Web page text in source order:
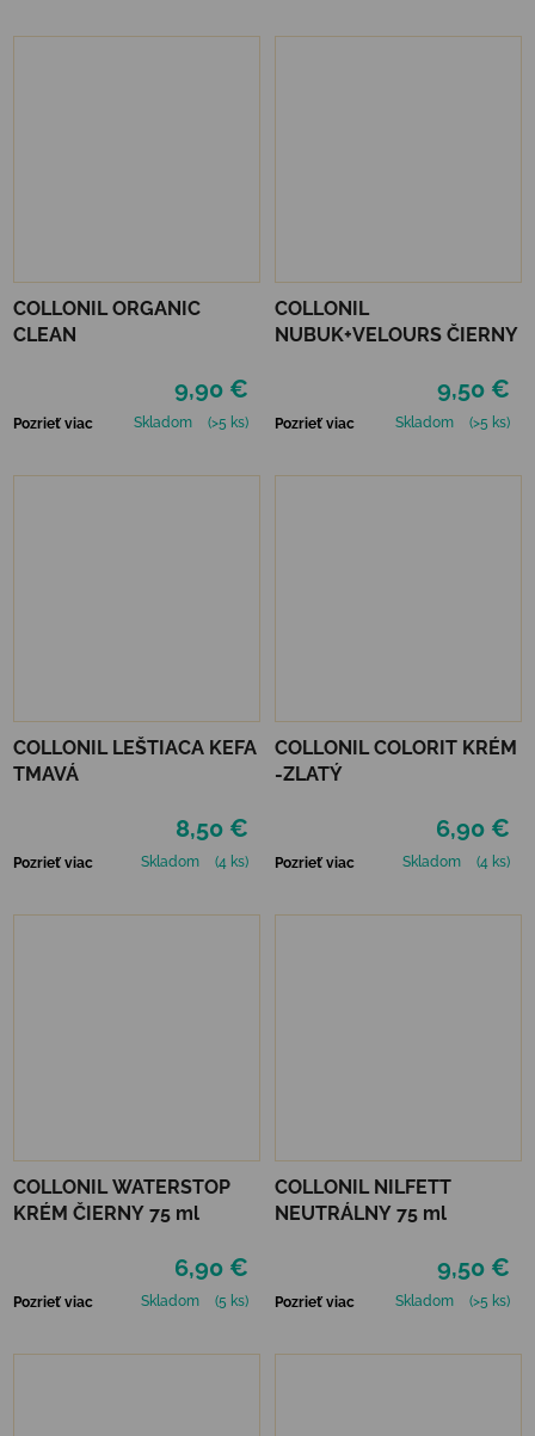
COLLONIL ORGANIC
CLEAN
9,90 €
Pozrieť viac Skladom (>5 ks)
COLLONIL
NUBUK+VELOURS ČIERNY
9,50 €
Pozrieť viac Skladom (>5 ks)
COLLONIL LEŠTIACA KEFA
TMAVÁ
8,50 €
Pozrieť viac Skladom (4 ks)
COLLONIL COLORIT KRÉM
-ZLATÝ
6,90 €
Pozrieť viac Skladom (4 ks)
COLLONIL WATERSTOP
KRÉM ČIERNY 75 ml
6,90 €
Pozrieť viac Skladom (5 ks)
COLLONIL NILFETT
NEUTRÁLNY 75 ml
9,50 €
Pozrieť viac Skladom (>5 ks)